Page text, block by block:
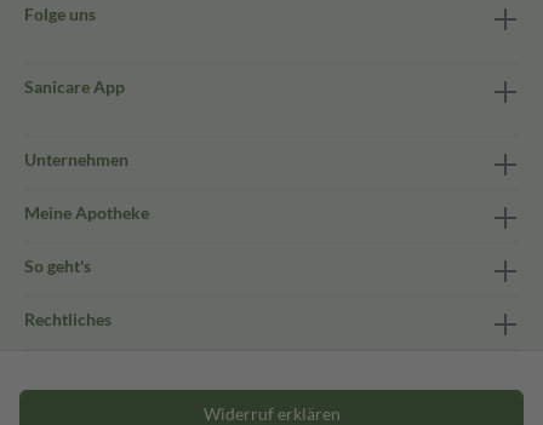
Folge uns
Sanicare App
Unternehmen
Meine Apotheke
So geht's
Rechtliches
Widerruf erklären